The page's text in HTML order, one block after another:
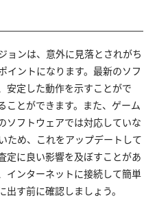
ョンは、意外に見落とされがち
イントになります。最新のソフ
安定した動作を示すことがで
ことができます。また、ゲーム
ソフトウェアでは対応していな
ため、これをアップデートして
定に良い影響を及ぼすことがあ
インターネットに接続して簡単
す前に確認しましょう。